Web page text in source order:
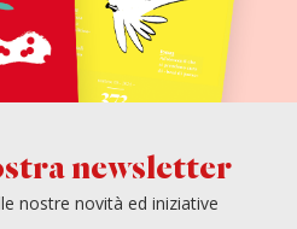
newsletter
nostre novità ed iniziative